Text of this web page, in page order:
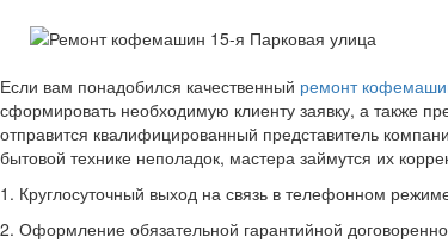
Если вам понадобился качественный ремонт
сформировать необходимую клиенту заявку, а также
отправится квалифицированный представитель
бытовой технике неполадок, мастера займутся их
1. Круглосуточный выход на связь в телефонном
2. Оформление обязательной гарантийной